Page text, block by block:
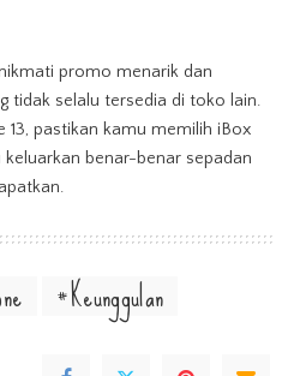
promo menarik dan
tidak selalu tersedia di toko lain.
13, pastikan kamu memilih iBox
benar-benar sepadan
Keunggulan